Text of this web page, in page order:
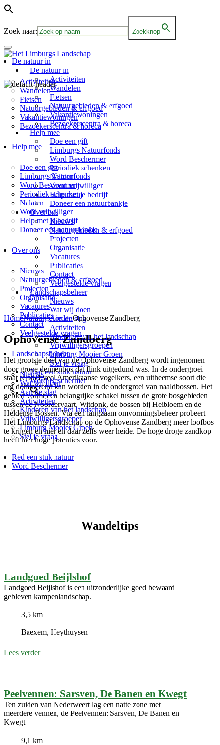
Zoek naar: Zoekknop
De natuur in
Activiteiten
Wandelen
Fietsen
Natuurgebieden & erfgoed
Vakantiewoningen
Bezoekerscentra & horeca
Help mee
Doe een gift
Limburgs Natuurfonds
Word Beschermer
Periodiek schenken
Nalaten
Word vrijwilliger
Help met je bedrijf
Doneer een natuurbankje
Over ons
Nieuws
Natuurgebieden & erfgoed
Projecten
Organisatie
Vacatures
Publicaties
Contact
Veelgestelde vragen
Landschapsbeheer
Nieuws
Wat wij doen
Aan de slag
Activiteiten
Kinderen van het landschap
Vrijwilligersgroepen
Limburg Mooier Groen
Stel je vraag
Red een stuk natuur
Word Beschermer
De natuur in
Activiteiten
Wandelen
Fietsen
Natuurgebieden & erfgoed
Vakantiewoningen
Bezoekerscentra & horeca
Help mee
Doe een gift
Limburgs Natuurfonds
Word Beschermer
Periodiek schenken
Nalaten
Word vrijwilliger
Help met je bedrijf
Doneer een natuurbankje
Over ons
Nieuws
Natuurgebieden & erfgoed
Projecten
Organisatie
Vacatures
Publicaties
Contact
Veelgestelde vragen
Landschapsbeheer
Nieuws
Wat wij doen
Aan de slag
Activiteiten
Kinderen van het landschap
Vrijwilligersgroepen
Limburg Mooier Groen
Stel je vraag
Red een stuk natuur
Word Beschermer
HomeNatuurgebiedenOphovense Zandberg
Ophovense Zandberg
Het grootste deel van de Ophovense Zandberg wordt ingenomen
door grove dennenbos dat flink uitgedund was. In de ondergroei
staat relatief veel Amerikaanse vogelkers, een uitheemse soort die
erg dominerend kan worden in de ondergroei van naaldbossen. Het
gebied vormt een belangrijke schakel tussen de grote bosgebieden
tussen de Noordervaart, Witdonk, de bossen bij Heibloem en de
Heldense Bossen. Via een langzaam omvormingsbeheer probeert
Het Limburgs Landschap op de Ophovense Zandberg meer loofbos
te krijgen en hier en daar zelfs weer heide. De hoge droge zandkop
heeft hier hoge potenties voor.
Wandeltips
Landgoed Beijlshof
Landgoed Beijlshof is een uitzonderlijke goed bewaard
gebleven kampenlandschap.
3,5 km
Baexem, Heythuysen
Lees verder
Peelvennen: Sarsven, De Banen en Kwegt
Ten zuiden van Nederweert lag een natte zone met
meerdere vennen, de Peelvennen: Sarsven, De Banen en
Kwegt
9,1 km